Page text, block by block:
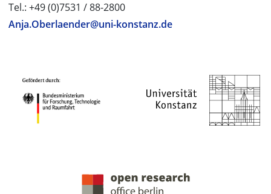
Tel.: +49 (0)7531 / 88-2800
Anja.Oberlaender@uni-konstanz.de